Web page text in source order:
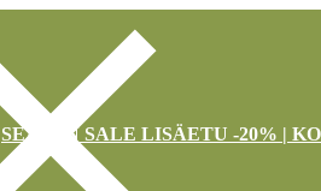
SEASON SALE LISÄETU -20% |